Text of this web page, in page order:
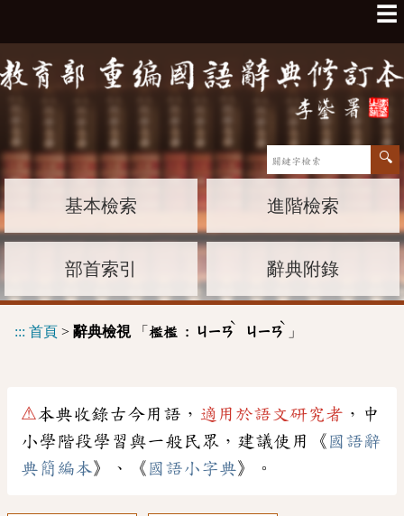
☰
基本檢索 進階檢索
部首索引 辭典附錄
::: 首頁 > 辭典檢視「 檻檻 : ㄐㄧㄢ
ˋ
ㄐㄧㄢ
ˋ
」
⚠本典收錄古今用語， 適用於語文研究者 ，中
小學階段學習與一般民眾，建議使用《 國語辭
典簡編本》、《 國語小字典》。